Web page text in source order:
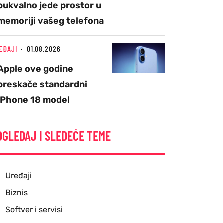
jede prostor u
vašeg telefona
01.08.2026
ove godine
standardni
18 model
I SLEDEĆE TEME
Uređaji
Biznis
Softver i servisi